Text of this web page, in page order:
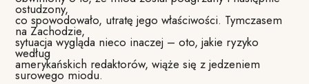
ostudzony,
co spowodowało, utratę jego właściwości. Tymczasem
na Zachodzie,
sytuacja wygląda nieco inaczej – oto, jakie ryzyko
według
amerykańskich redaktorów, wiąże się z jedzeniem
surowego miodu.